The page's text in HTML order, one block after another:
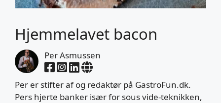
Hjemmelavet bacon
Per Asmussen
Per er stifter af og redaktør på GastroFun.dk.
Pers hjerte banker især for sous vide-teknikken,